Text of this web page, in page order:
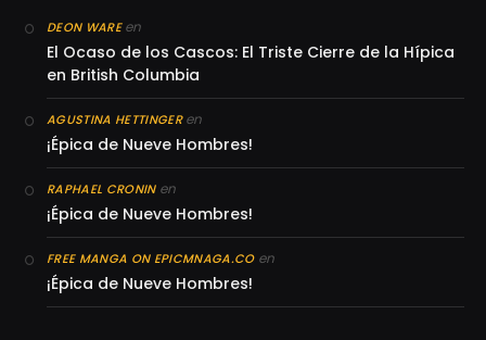
DEON WAREen
El Ocaso de los Cascos: El Triste Cierre de la Hípica
en British Columbia
AGUSTINA HETTINGERen
¡Épica de Nueve Hombres!
RAPHAEL CRONINen
¡Épica de Nueve Hombres!
FREE MANGA ON EPICMNAGA.COen
¡Épica de Nueve Hombres!